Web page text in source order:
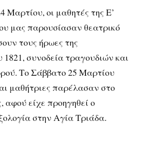
οι μαθητές της Ε’
μας παρουσίασαν θεατρικό
τους ήρωες της
συνοδεία τραγουδιών και
Το Σάββατο 25 Μαρτίου
μαθήτριες παρέλασαν στο
αφού είχε προηγηθεί ο
στην Αγία Τριάδα.